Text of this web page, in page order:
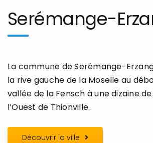
Serémange-
La commune de Serémange-
la rive gauche de la Moselle au
vallée de la Fensch à une dizaine
l’Ouest de Thionville.
Découvrir la ville